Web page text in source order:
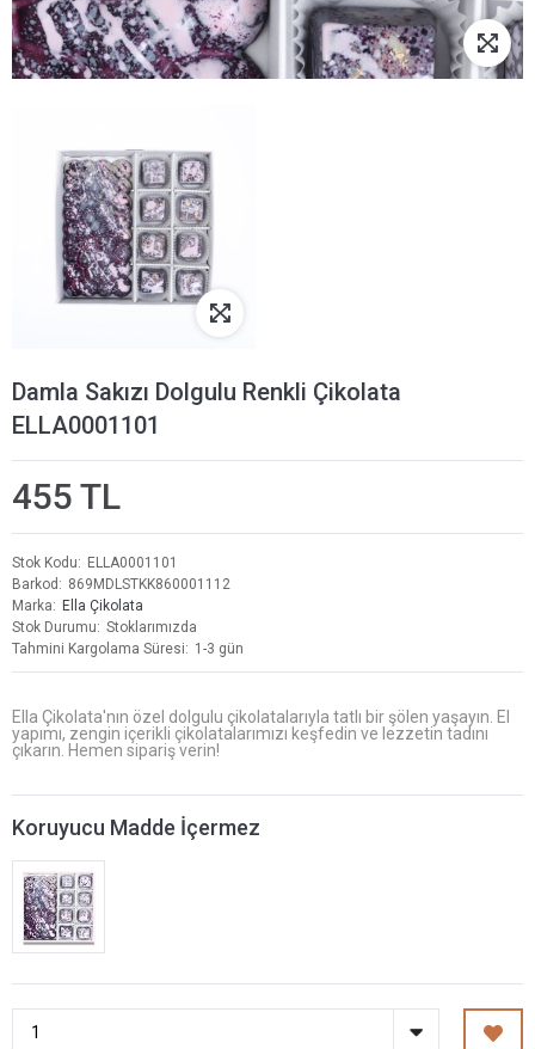
Damla Sakızı Dolgulu Renkli Çikolata
ELLA0001101
455 TL
Stok Kodu
ELLA0001101
Barkod
869MDLSTKK860001112
Marka
Ella Çikolata
Stok Durumu
Stoklarımızda
Tahmini Kargolama Süresi
1-3 gün
Ella Çikolata'nın özel dolgulu çikolatalarıyla tatlı bir şölen yaşayın. El
yapımı, zengin içerikli çikolatalarımızı keşfedin ve lezzetin tadını
çıkarın. Hemen sipariş verin!
Koruyucu Madde İçermez